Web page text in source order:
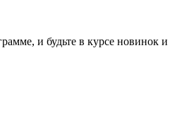
и будьте в курсе новинок и